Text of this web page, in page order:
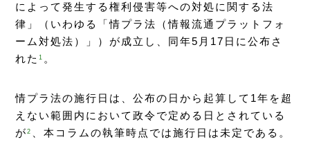
によって発生する権利侵害等への対処に関する法
律」（いわゆる「情プラ法（情報流通プラットフォ
ーム対処法）」）が成立し、同年5月17日に公布さ
れた1 。
情プラ法の施行日は、公布の日から起算して1年を超
えない範囲内において政令で定める日とされている
が2 、本コラムの執筆時点では施行日は未定である。